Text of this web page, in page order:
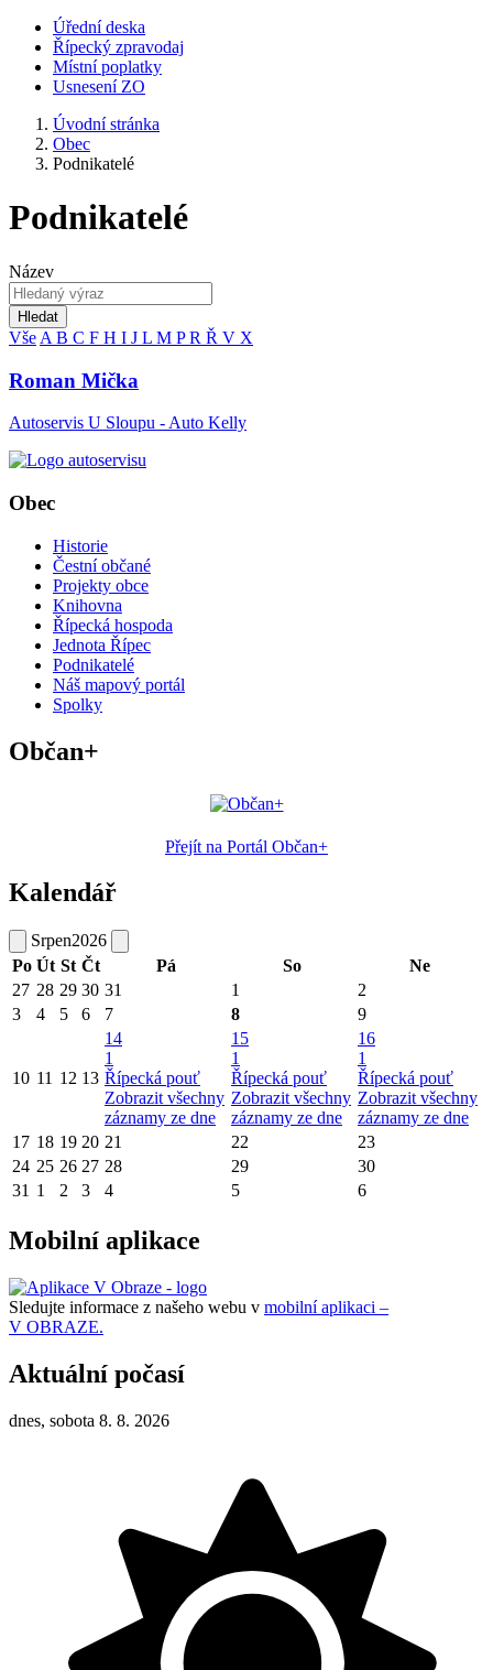
Úřední deska
Řípecký zpravodaj
Místní poplatky
Usnesení ZO
Úvodní stránka
Obec
Podnikatelé
Podnikatelé
Název
Hledat
Vše A B C F H I J L M PR Ř V X
Roman Mička
Autoservis U Sloupu - Auto Kelly
Obec
Historie
Čestní občané
Projekty obce
Knihovna
Řípecká hospoda
Jednota Řípec
Podnikatelé
Náš mapový portál
Spolky
Občan+
Přejít na Portál Občan+
Kalendář
Srpen2026
Po Út St Čt Pá So
Ne
27 28 29 30 31 1
2
3
4 5 6 7 8 9
10 11 12 13
14
1
Řípecká pouť
Zobrazit všechny
záznamy ze dne
15
1
Řípecká pouť
Zobrazit všechny
záznamy ze dne
16
1
Řípecká pouť
Zobrazit všechny
záznamy ze dne
17 18 19 20 21 22
23
24 25 26 27 28 29
30
31 1 2 3 4 5 6
Mobilní aplikace
Sledujte informace z našeho webu v mobilní aplikaci –
V OBRAZE.
Aktuální počasí
dnes, sobota 8. 8. 2026